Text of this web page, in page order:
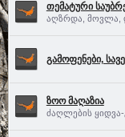
თემატური
აღზრდა, მოვლა,
გამოფენები,
ზოო მაღაზია
ძაღლების ყიდვა-